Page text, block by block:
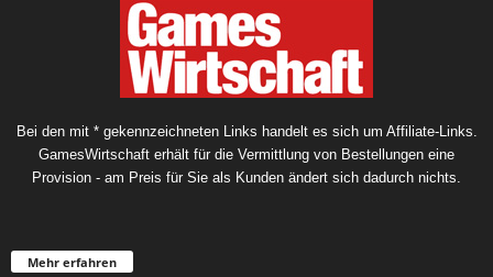
Bei den mit * gekennzeichneten Links handelt es sich um Affiliate-Links.
GamesWirtschaft erhält für die Vermittlung von Bestellungen eine
Provision - am Preis für Sie als Kunden ändert sich dadurch nichts.
Mehr erfahren